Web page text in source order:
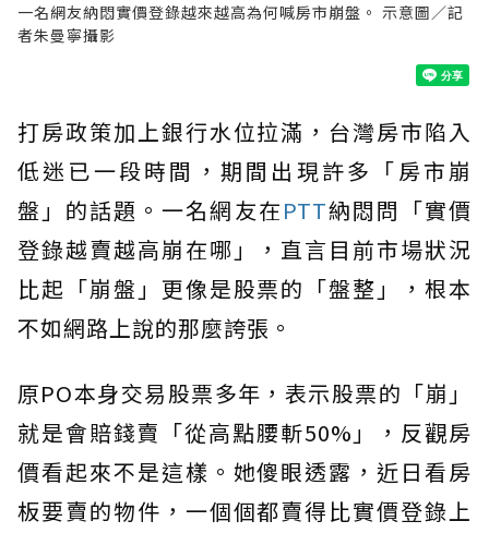
一名網友納悶實價登錄越來越高為何喊房市崩盤。 示意圖／記
者朱曼寧攝影
打房政策加上銀行水位拉滿，台灣房市陷入
低迷已一段時間，期間出現許多「房市崩
盤」的話題。一名網友在PTT納悶問「實價
登錄越賣越高崩在哪」，直言目前市場狀況
比起「崩盤」更像是股票的「盤整」，根本
不如網路上說的那麼誇張。
原PO本身交易股票多年，表示股票的「崩」
就是會賠錢賣「從高點腰斬50%」，反觀房
價看起來不是這樣。她傻眼透露，近日看房
板要賣的物件，一個個都賣得比實價登錄上